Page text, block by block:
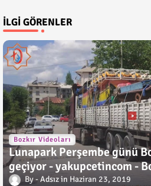
İLGI GÖRENLER
Bozkır Videoları
Lunapark Perşembe günü
geçiyor - yakupcetincom -
Adsız Haziran 23, 2019